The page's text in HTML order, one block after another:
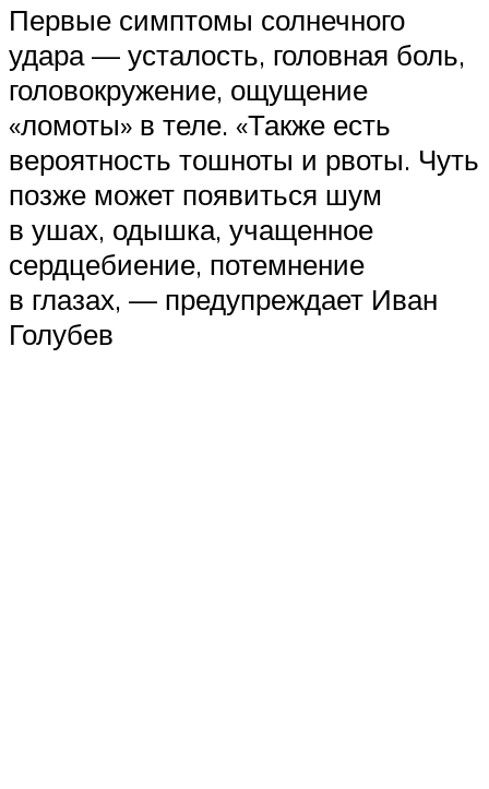
Первые симптомы солнечного
удара — усталость, головная боль,
головокружение, ощущение
«ломоты» в теле. «Также есть
вероятность тошноты и рвоты. Чуть
позже может появиться шум
в ушах, одышка, учащенное
сердцебиение, потемнение
в глазах, — предупреждает Иван
Голубев